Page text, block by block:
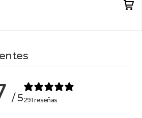
/ 5291 reseñas